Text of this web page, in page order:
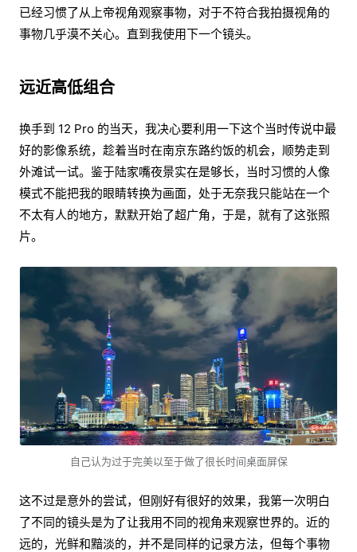
已经习惯了从上帝视角观察事物，对于不符合我拍摄视角的
事物几乎漠不关心。直到我使用下一个镜头。
远近高低组合
换手到 12 Pro 的当天，我决心要利用一下这个当时传说中最
好的影像系统，趁着当时在南京东路约饭的机会，顺势走到
外滩试一试。鉴于陆家嘴夜景实在是够长，当时习惯的人像
模式不能把我的眼睛转换为画面，处于无奈我只能站在一个
不太有人的地方，默默开始了超广角，于是，就有了这张照
片。
自己认为过于完美以至于做了很长时间桌面屏保
这不过是意外的尝试，但刚好有很好的效果，我第一次明白
了不同的镜头是为了让我用不同的视角来观察世界的。近的
远的，光鲜和黯淡的，并不是同样的记录方法，但每个事物